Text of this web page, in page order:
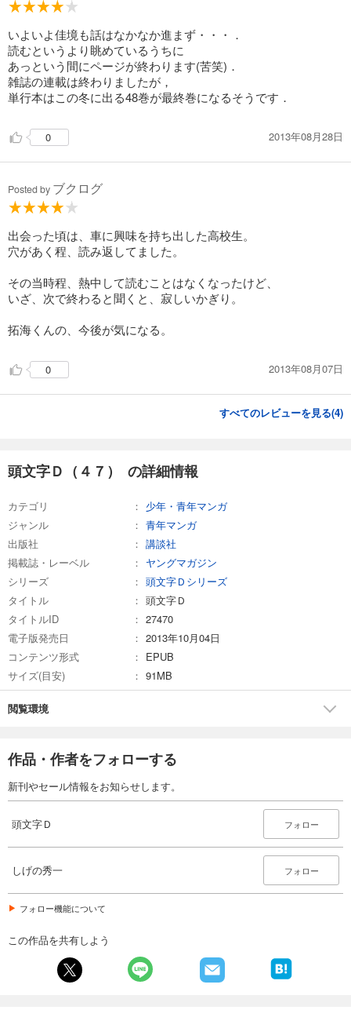
いよいよ佳境も話はなかなか進まず・・・．
読むというより眺めているうちに
あっという間にページが終わります(苦笑)．
雑誌の連載は終わりましたが，
単行本はこの冬に出る48巻が最終巻になるそうです．
0 2013年08月28日
Posted by ブクログ
出会った頃は、車に興味を持ち出した高校生。
穴があく程、読み返してました。
その当時程、熱中して読むことはなくなったけど、
いざ、次で終わると聞くと、寂しいかぎり。
拓海くんの、今後が気になる。
0 2013年08月07日
すべてのレビューを見る(4)
頭文字Ｄ（４７） の詳細情報
カテゴリ
少年・青年マンガ
ジャンル
青年マンガ
出版社
講談社
掲載誌・レーベル
ヤングマガジン
シリーズ
頭文字Ｄシリーズ
タイトル
頭文字Ｄ
タイトルID
27470
電子版発売日
2013年10月04日
コンテンツ形式
EPUB
サイズ(目安)
91MB
閲覧環境
作品・作者をフォローする
新刊やセール情報をお知らせします。
頭文字Ｄ フォロー
しげの秀一 フォロー
フォロー機能について
この作品を共有しよう